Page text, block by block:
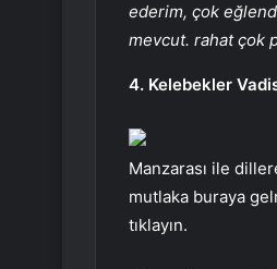
ederim, çok
mevcut. rahat çok
4. Kelebekler
Manzarası ile
mutlaka buraya
tıklayın.